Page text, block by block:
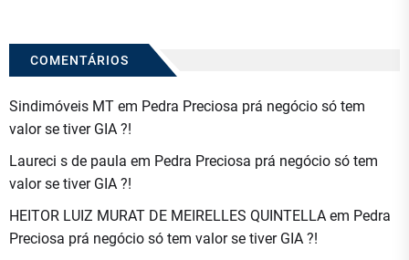
COMENTÁRIOS
Sindimóveis MT em Pedra Preciosa prá negócio só tem
valor se tiver GIA ?!
Laureci s de paula em Pedra Preciosa prá negócio só tem
valor se tiver GIA ?!
HEITOR LUIZ MURAT DE MEIRELLES QUINTELLA em Pedra
Preciosa prá negócio só tem valor se tiver GIA ?!